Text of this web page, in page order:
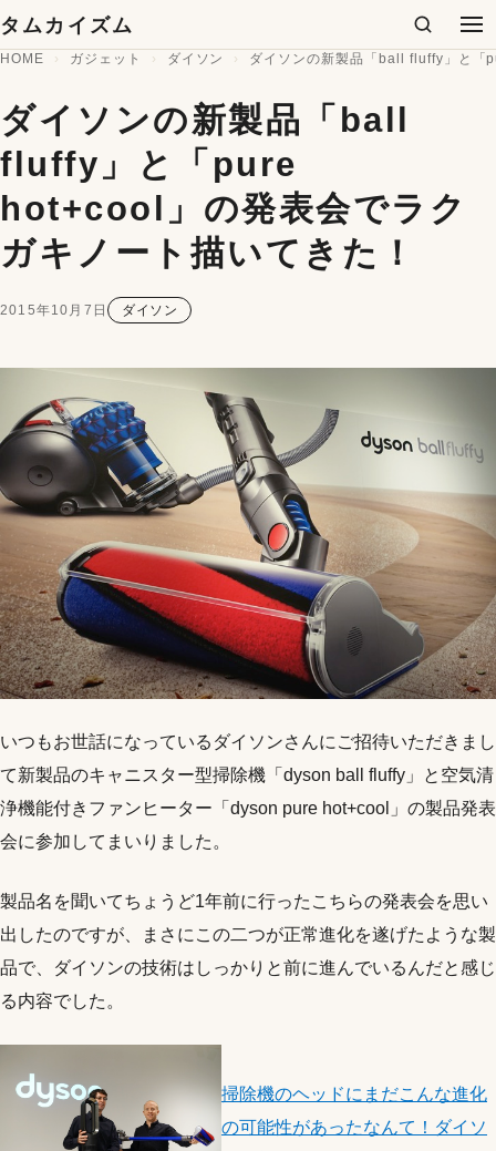
コンテンツへスキップ
タムカイズム 検索 メ
HOME ガジェット ダイソン ダイソンの新製品「ball fluffy」と「
ダイソンの新製品「ball
fluffy」と「pure
hot+cool」の発表会でラク
ガキノート描いてきた！
2015年10月7日 ダイソン
いつもお世話になっているダイソンさんにご招待いただきまし
て新製品のキャニスター型掃除機「dyson ball fluffy」と空気清
浄機能付きファンヒーター「dyson pure hot+cool」の製品発表
会に参加してまいりました。
製品名を聞いてちょうど1年前に行ったこちらの発表会を思い
出したのですが、まさにこの二つが正常進化を遂げたような製
品で、ダイソンの技術はしっかりと前に進んでいるんだと感じ
る内容でした。
掃除機のヘッドにまだこんな進化
の可能性があったなんて！ダイソ